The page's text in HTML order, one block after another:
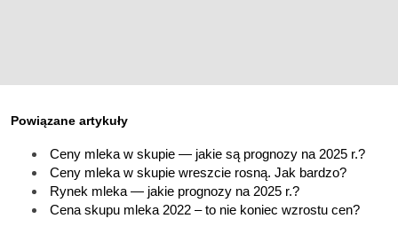
Powiązane artykuły
Ceny mleka w skupie — jakie są prognozy na 2025 r.?
Ceny mleka w skupie wreszcie rosną. Jak bardzo?
Rynek mleka — jakie prognozy na 2025 r.?
Cena skupu mleka 2022 – to nie koniec wzrostu cen?